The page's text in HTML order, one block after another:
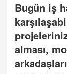
Bugün iş
alması,